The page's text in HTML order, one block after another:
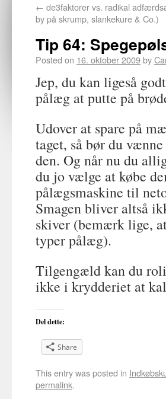
← de3faktorer vs. radikal
by på skrump, slankekure & Co.)
Tip 64:
Posted on 16. oktober 2009by
Jep, du kan ligeså
pålæg at putte på
Udover at spare på
taget, så bør du
den. Og når nu du
du jo vælge at købe
pålægsmaskine til
Smagen bliver altså
skiver (bemærk lige,
typer pålæg).
Tilgengæld kan du
ikke i krydderiet at
Del dette:
Share
This entry was posted in
permalink.